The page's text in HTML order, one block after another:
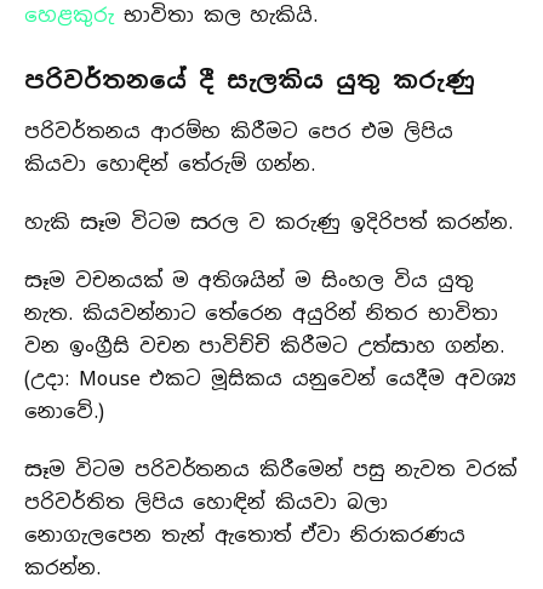
හෙළකුරුභාවිතා කල හැකියි.
පරිවර්තනයේ දී සැලකිය යුතු කරුණු
පරිවර්තනය ආරම්භ කිරීමට පෙර එම ලිපිය
කියවා හොඳින් තේරුම් ගන්න.
හැකි සෑම විටම සරල ව කරුණු ඉදිරිපත් කරන්න.
සෑම වචනයක් ම අතිශයින් ම සිංහල විය යුතු
නැත. කියවන්නාට තේරෙන අයුරින් නිතර භාවිතා
වන ඉංග්‍රීසි වචන පාවිච්චි කිරීමට උත්සාහ ගන්න.
(උදා: Mouse එකට මූසිකය යනුවෙන් යෙදීම අවශ්‍ය
නොවේ.)
සෑම විටම පරිවර්තනය කිරීමෙන් පසු නැවත වරක්
පරිවර්තිත ලිපිය හොඳින් කියවා බලා
නොගැලපෙන තැන් ඇතොත් ඒවා නිරාකරණය
කරන්න.